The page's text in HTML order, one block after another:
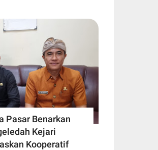
Pasar Benarkan
Kejari
Kooperatif